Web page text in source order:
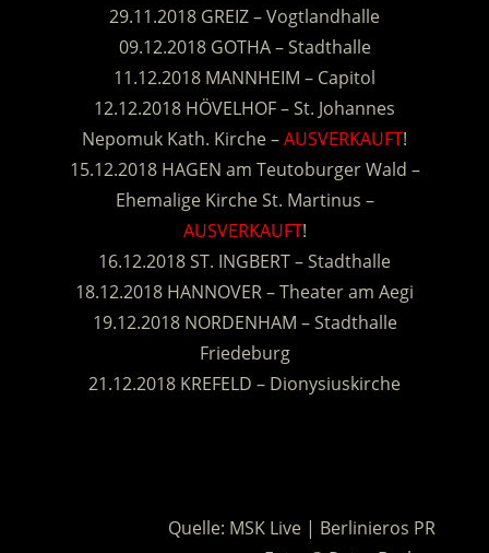
29.11.2018 GREIZ – Vogtlandhalle
09.12.2018 GOTHA – Stadthalle
11.12.2018 MANNHEIM – Capitol
12.12.2018 HÖVELHOF – St. Johannes
Nepomuk Kath. Kirche –AUSVERKAUFT!
15.12.2018 HAGEN am Teutoburger Wald –
Ehemalige Kirche St. Martinus –
AUSVERKAUFT!
16.12.2018 ST. INGBERT – Stadthalle
18.12.2018 HANNOVER – Theater am Aegi
19.12.2018 NORDENHAM – Stadthalle
Friedeburg
21.12.2018 KREFELD – Dionysiuskirche
Quelle: MSK Live | Berlinieros PR